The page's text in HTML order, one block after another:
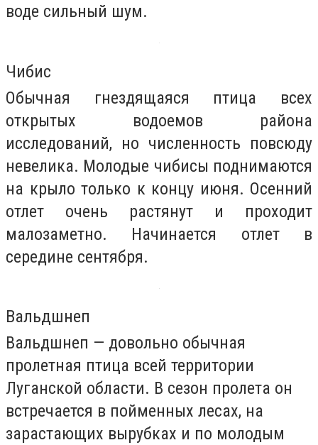
воде сильный шум.
Чибис
Обычная гнездящаяся птица всех
открытых водоемов района
исследований, но численность повсюду
невелика. Молодые чибисы поднимаются
на крыло только к концу июня. Осенний
отлет очень растянут и проходит
малозаметно. Начинается отлет в
середине сентября.
Вальдшнеп
Вальдшнеп — довольно обычная
пролетная птица всей территории
Луганской области. В сезон пролета он
встречается в пойменных лесах, на
зарастающих вырубках и по молодым